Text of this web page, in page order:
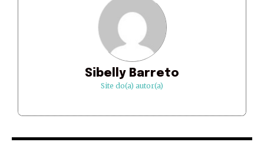
Sibelly Barreto
Site do(a) autor(a)